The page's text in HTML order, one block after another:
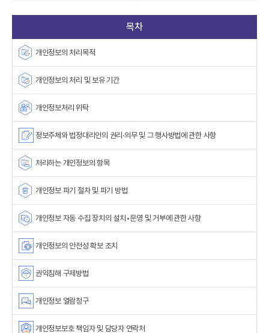
목차
개인정보의 처리목적
개인정보의 처리 및 보유 기간
개인정보처리 위탁
정보주체와 법정대리인의 권리·의무 및 그 행사방법에 관한 사항
처리하는 개인정보의 항목
개인정보 파기 절차 및 파기 방법
개인정보 자동 수집 장치의 설치•운영 및 거부에 관한 사항
개인정보의 안전성 확보 조치
권익침해 구제방법
개인정보 열람청구
개인정보보호 책임자 및 담당자 연락처